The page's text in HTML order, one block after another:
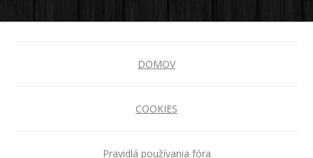
DOMOV
COOKIES
Pravidlá používania fóra